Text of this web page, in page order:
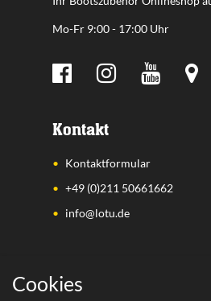
Mo-Fr 9:00 - 17:00 Uhr
Kontakt
Kontaktformular
+49 (0)211 50661662
info@lotu.de
Wichtige Links
Cookies